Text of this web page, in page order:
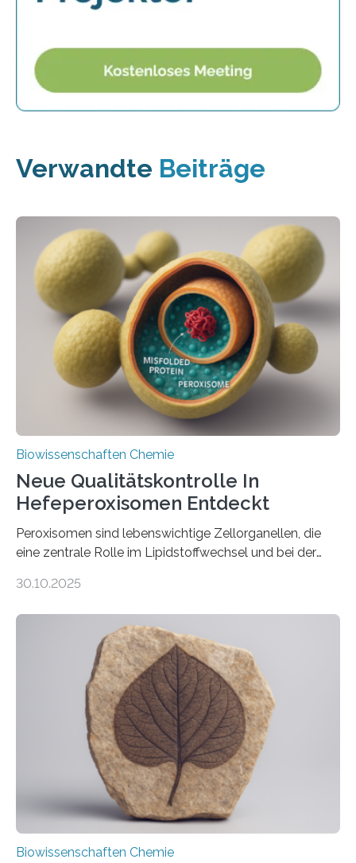
Verwandte Beiträge
Biowissenschaften Chemie
Neue Qualitätskontrolle In
Hefeperoxisomen Entdeckt
Peroxisomen sind lebenswichtige Zellorganellen, die
eine zentrale Rolle im Lipidstoffwechsel und bei der
erfüllen können, müssen zahlreiche Enzyme präzise in
der Ruhr-Universität Bochum um Prof. Dr. Ralf Erdmann
und Dr. Ismaila Francis Yusuf hat nun einen bislang
unbekannten Qualitätskontrollmechanismus des
peroxisomalen Proteintransports in der Bäckerhefe
Saccharomyces cerevisiae entdeckt, der für die
Funktionsfähigkeit der Organellen entscheidend ist. Die
Studie wurde am 28. Oktober 2025 in der
Fachzeitschrift…
30.10.2025
Biowissenschaften Chemie